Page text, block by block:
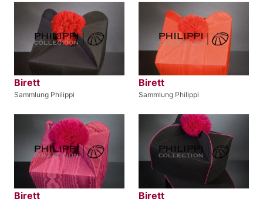
Birett
Sammlung Philippi
Birett
Sammlung Philippi
Birett Birett